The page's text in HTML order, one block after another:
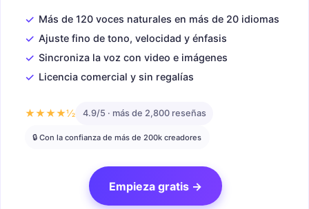
✓ Más de 120 voces naturales en más de 20 idiomas
✓ Ajuste fino de tono, velocidad y énfasis
✓ Sincroniza la voz con video e imágenes
✓ Licencia comercial y sin regalías
★★★★½ 4.9/5 · más de 2,800 reseñas
🔒 Con la confianza de más de 200k creadores
Empieza gratis →